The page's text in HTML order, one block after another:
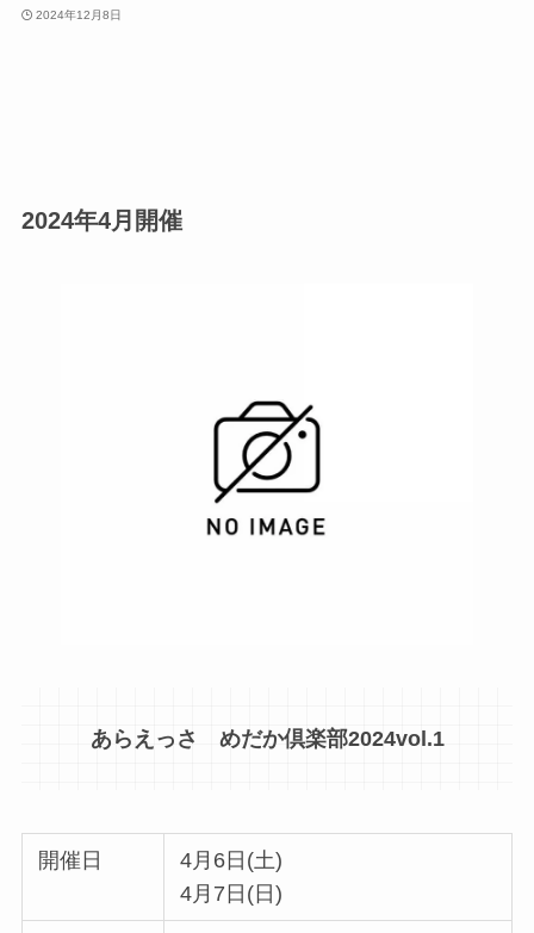
2024年12月8日
2024年4月開催
あらえっさ めだか倶楽部2024vol.1
開催日
4月6日(土)
4月7日(日)